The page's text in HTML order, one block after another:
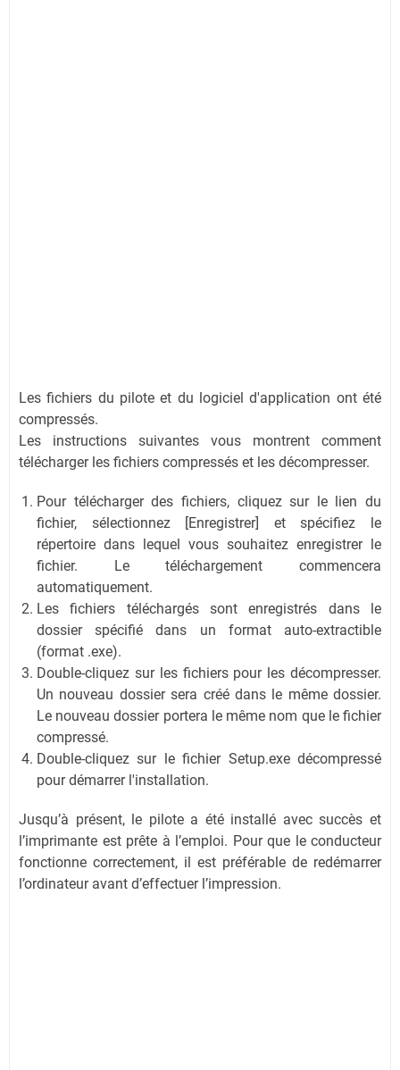
Les fichiers du pilote et du logiciel d'application ont été
compressés.
Les instructions suivantes vous montrent comment
télécharger les fichiers compressés et les décompresser.
Pour télécharger des fichiers, cliquez sur le lien du
fichier, sélectionnez [Enregistrer] et spécifiez le
répertoire dans lequel vous souhaitez enregistrer le
fichier. Le téléchargement commencera
automatiquement.
Les fichiers téléchargés sont enregistrés dans le
dossier spécifié dans un format auto-extractible
(format .exe).
Double-cliquez sur les fichiers pour les décompresser.
Un nouveau dossier sera créé dans le même dossier.
Le nouveau dossier portera le même nom que le fichier
compressé.
Double-cliquez sur le fichier Setup.exe décompressé
pour démarrer l'installation.
Jusqu’à présent, le pilote a été installé avec succès et
l’imprimante est prête à l’emploi. Pour que le conducteur
fonctionne correctement, il est préférable de redémarrer
l’ordinateur avant d’effectuer l’impression.